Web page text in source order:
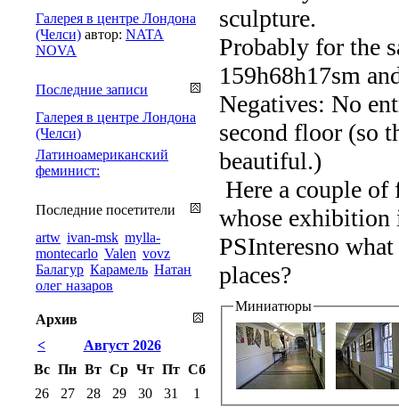
sculpture.
Probably for the
159h68h17sm
Negatives: No
second floor (so
beautiful.)
Here a couple
whose exhibition
PSInteresno
places?
Миниатюры
Галерея в центре Лондона
(Челси) автор: NATA
NOVA
Последние записи
Галерея в центре Лондона
(Челси)
Латиноамериканский
феминист:
Последние посетители
artw ivan-msk mylla-
montecarlo Valen vovz
Балагур Карамель Натан
олег назаров
Архив
<
Август 2026
Вс Пн Вт Ср Чт Пт Сб
26
27 28 29 30 31
1